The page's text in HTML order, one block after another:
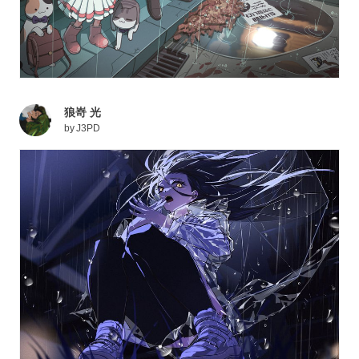
狼嵜 光
byJ3PD